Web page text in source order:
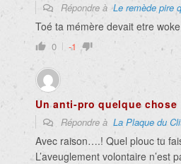
Répondre àLe remède pire
Toé ta mémère devait etre woke
0 -1
Un anti-pro quelque chose
Répondre à La Plaque du
Avec raison….! Quel plouc tu
L’aveuglement volontaire n’est